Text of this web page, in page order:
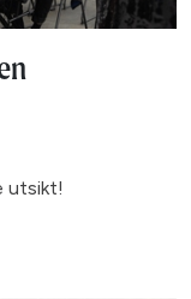
utsikt!